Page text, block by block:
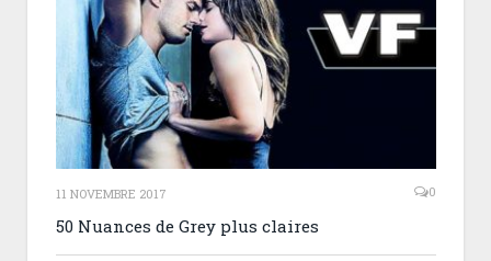
11 NOVEMBRE 2017 0
50 Nuances de Grey plus claires